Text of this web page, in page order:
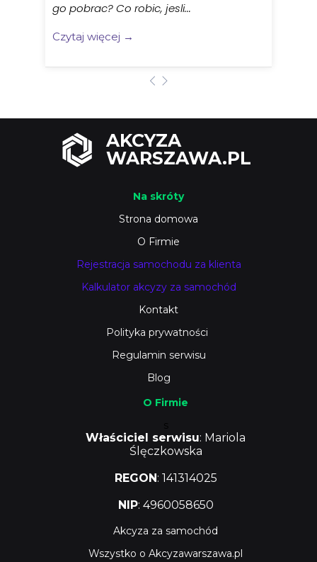
AKCYZA
WARSZAWA.PL
O Firmie
Właściciel serwisu: Mariola
Ślęczkowska
REGON: 141314025
NIP: 4960058650
Akcyza za samochód
Wszystko o Akcyzawarszawa.pl
Na skróty
Strona domowa
O Firmie
Rejestracja samochodu za klienta
Kalkulator akcyzy za samochód
Kontakt
Polityka prywatności
Regulamin serwisu
Blog
go pobrac? Co robic, jesli...
Czytaj więcej →